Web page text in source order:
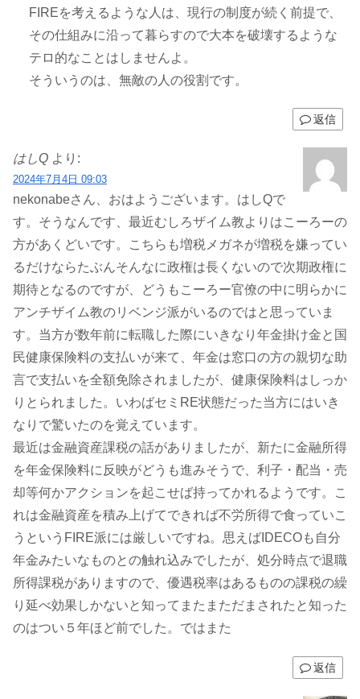
FIREを考えるような人は、現行の制度が続く前提で、
その仕組みに沿って暮らすので大本を破壊するような
テロ的なことはしませんよ。
そういうのは、無敵の人の役割です。
返信
はしQ より:
2024年7月4日 09:03
nekonabeさん、おはようございます。はしQで
す。そうなんです、最近むしろザイム教よりはこーろーの
方があくどいです。こちらも増税メガネが増税を嫌ってい
るだけならたぶんそんなに政権は長くないので次期政権に
期待となるのですが、どうもこーろー官僚の中に明らかに
アンチザイム教のリベンジ派がいるのではと思っていま
す。当方が数年前に転職した際にいきなり年金掛け金と国
民健康保険料の支払いが来て、年金は窓口の方の親切な助
言で支払いを全額免除されましたが、健康保険料はしっか
りとられました。いわばセミRE状態だった当方にはいき
なりで驚いたのを覚えています。
最近は金融資産課税の話がありましたが、新たに金融所得
を年金保険料に反映がどうも進みそうで、利子・配当・売
却等何かアクションを起こせば持ってかれるようです。こ
れは金融資産を積み上げてできれば不労所得で食っていこ
うというFIRE派には厳しいですね。思えばIDECOも自分
年金みたいなものとの触れ込みでしたが、処分時点で退職
所得課税がありますので、優遇税率はあるものの課税の繰
り延べ効果しかないと知ってまたまただまされたと知った
のはつい５年ほど前でした。ではまた
返信